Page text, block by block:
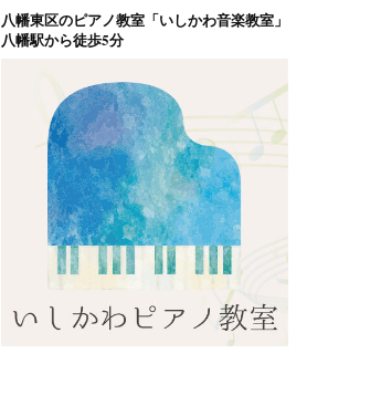
コ
ッ
八幡東区のピアノ教室「いしかわ音楽教室」
八幡駅から徒歩5分